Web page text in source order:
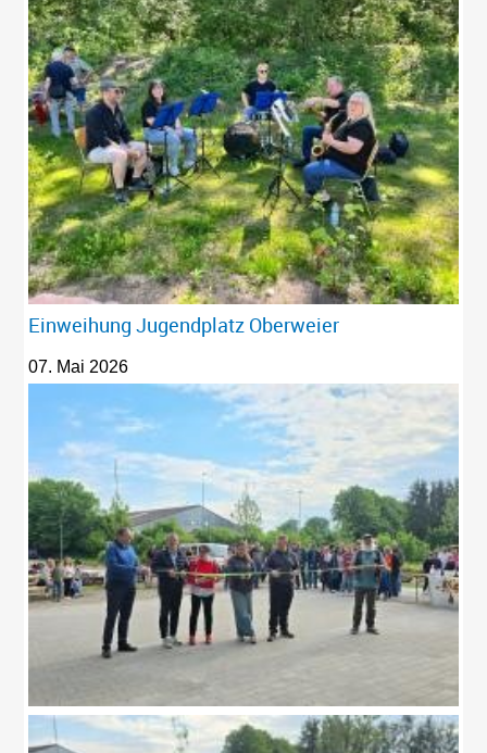
Einweihung Jugendplatz Oberweier
07. Mai 2026